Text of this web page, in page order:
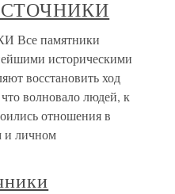
памятники
историческими
восстановить ход
волновало людей, к
отношения в
и личном